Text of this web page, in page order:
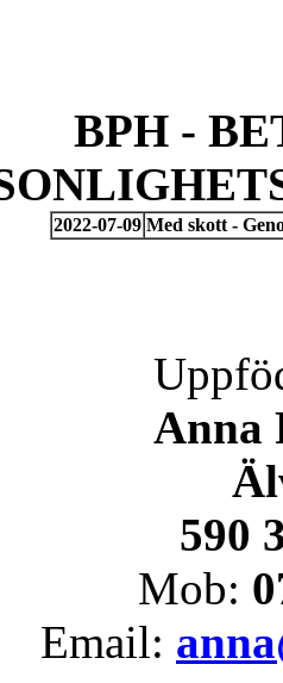
BPH -
2022-07-09 Med skott -
Anna
590
Mob:
Email: